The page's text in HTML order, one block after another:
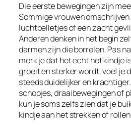
Die eerste bewegingen zijn
Sommige vrouwen omschrijven
luchtbelletjes of een zacht
Anderen denken in het begin
darmen zijn die borrelen. Pas
merk je dat het echt het kindje
groeit en sterker wordt, voel je
steeds duidelijker en
schopjes, draaibewegingen of
kun je soms zelfs zien dat je
kindje aan het strekken of rollen